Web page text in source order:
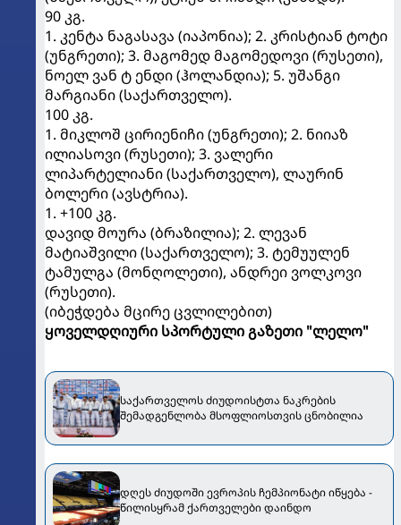
90 კგ.
1. კენტა ნაგასავა (იაპონია); 2. კრისტიან ტოტი
(უნგრეთი); 3. მაგომედ მაგომედოვი (რუსეთი),
ნოელ ვან ტ ენდი (ჰოლანდია); 5. უშანგი
მარგიანი (საქართველო).
100 კგ.
1. მიკლოშ ცირიენიჩი (უნგრეთი); 2. ნიიაზ
ილიასოვი (რუსეთი); 3. ვალერი
ლიპარტელიანი (საქართველო), ლაურინ
ბოლერი (ავსტრია).
1. +100 კგ.
დავიდ მოურა (ბრაზილია); 2. ლევან
მატიაშვილი (საქართველო); 3. ტემუულენ
ტამულგა (მონღოლეთი), ანდრეი ვოლკოვი
(რუსეთი).
(იბეჭდება მცირე ცვლილებით)
ყოველდღიური სპორტული გაზეთი "ლელო"
საქართველოს ძიუდოისტთა ნაკრების
შემადგენლობა მსოფლიოსთვის ცნობილია
დღეს ძიუდოში ევროპის ჩემპიონატი იწყება -
წილისყრამ ქართველები დაინდო